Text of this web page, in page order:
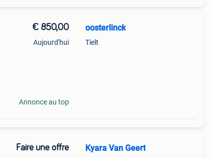
€ 850,00
Aujourd'hui
Annonce au top
oosterlinck
Tielt
Faire une offre Kyara Van Geert